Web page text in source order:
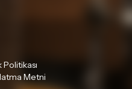
Politikası
Metni